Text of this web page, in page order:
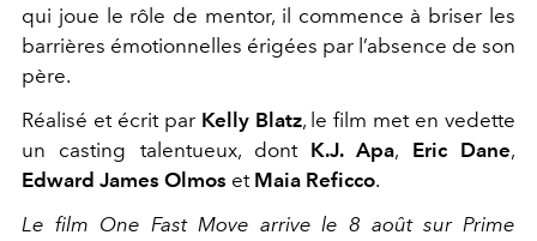
qui joue le rôle de mentor, il commence à briser les
barrières émotionnelles érigées par l’absence de son
père.
Réalisé et écrit par Kelly Blatz, le film met en vedette
un casting talentueux, dont K.J. Apa, Eric Dane,
Edward James Olmos et Maia Reficco.
Le film One Fast Move arrive le 8 août sur Prime